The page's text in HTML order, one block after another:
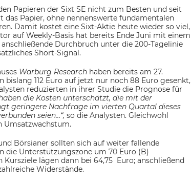
Papieren der Sixt SE nicht zum Besten und seit
das Papier, ohne nennenswerte fundamentalen
Damit kostet eine Sixt-Aktie heute wieder so viel,
auf Weekly-Basis hat bereits Ende Juni mit einem
Durchbruch unter die 200-Tagelinie
Short-Signal.
Warburg Research haben bereits am 27.
112 Euro auf jetzt nur noch 88 Euro gesenkt,
reduzierten in ihrer Studie die Prognose für
die Kosten unterschätzt, die mit der
geringere Nachfrage im vierten Quartal dieses
seien…“, so die Analysten. Gleichwohl
Umsatzwachstum.
Börsianer sollten sich auf weiter fallende
die Unterstützungszone um 70 Euro (B)
lägen dann bei 64,75 Euro; anschließend
Widerstände.